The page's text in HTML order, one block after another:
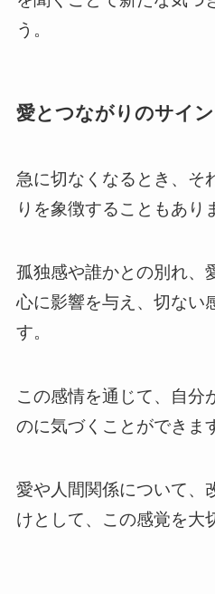
う。
愛とつながりのサイン
急に切なくなるとき、そ
りを象徴することもあり
孤独感や誰かとの別れ、
心に影響を与え、切ない
す。
この感情を通じて、自分
のに気づくことができま
愛や人間関係について、
けとして、この感覚を大